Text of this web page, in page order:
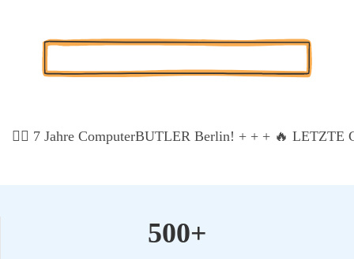
🏃‍♂️ 7 Jah­re Com­pu­ter­BUT­LER Ber­lin! + + + 🔥 LETZTE
500+